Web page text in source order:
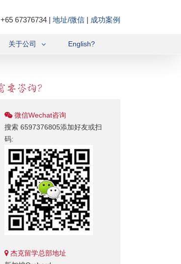
+65 67376734 | 地址/微信 | 成功案例
关于公司 English?
微信Wechat咨询
搜索 6597376805添加好友或扫
码:
杰克留学总部地址